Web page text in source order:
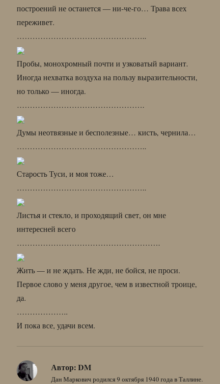
построений не останется — ни-че-го… Трава всех
переживет.
…………………………………………..
Пробы, монохромный почти и узковатый вариант.
Иногда нехватка воздуха на пользу выразительности,
но только — иногда.
………………………………………….
Думы неотвязные и бесполезные… кисть, чернила…
…………………………………………..
Старость Туси, и моя тоже…
…………………………………………..
Листья и стекло, и проходящий свет, он мне
интересней всего
……………………………………………….
Жить — и не ждать. Не жди, не бойся, не проси.
Первое слово у меня другое, чем в известной троице,
да.
………………..
И пока все, удачи всем.
Автор: DM
Дан Маркович родился 9 октября 1940 года в Таллине.